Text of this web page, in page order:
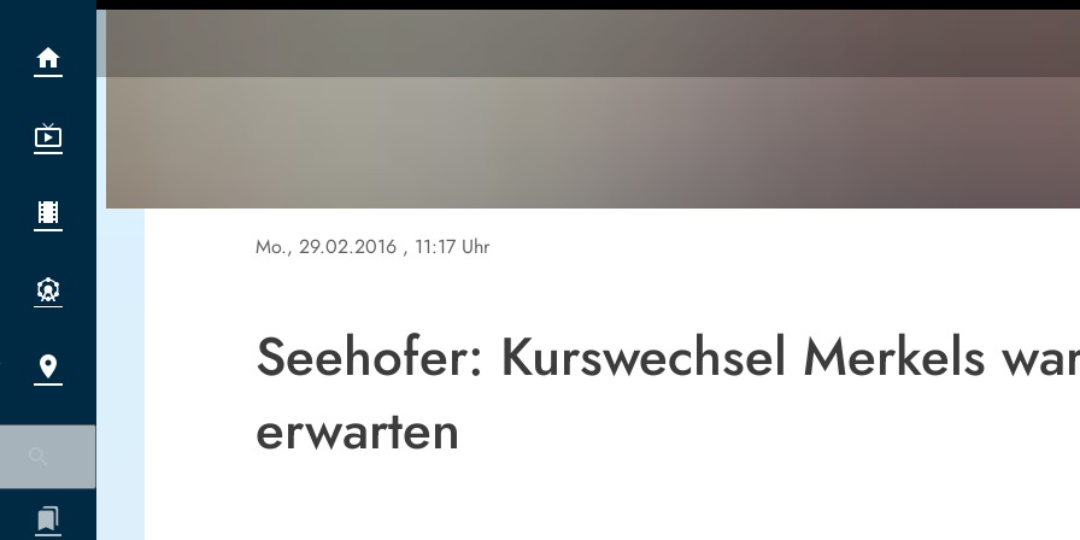
eine
Mo., 29.02.2016 , 11:17 Uhr
Seehofer: Kurswechsel Merkels
erwarten